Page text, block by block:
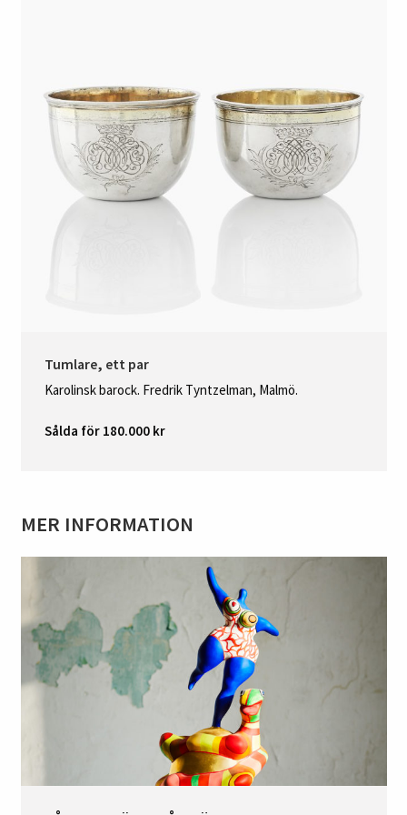
Tumlare, ett par
Karolinsk barock. Fredrik Tyntzelman, Malmö.
Sålda för 180.000 kr
MER INFORMATION